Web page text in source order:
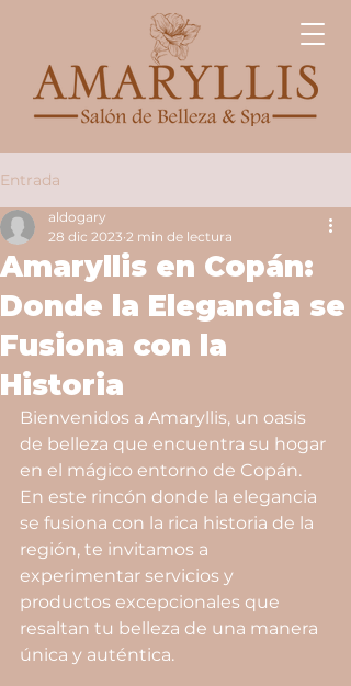
Entrada
Amaryllis en Copán:
Donde la Elegancia se
Fusiona con la
Historia
aldogary
28 dic 2023 2 min de lectura
Bienvenidos a Amaryllis, un oasis
de belleza que encuentra su hogar
en el mágico entorno de Copán.
En este rincón donde la elegancia
se fusiona con la rica historia de la
región, te invitamos a
experimentar servicios y
productos excepcionales que
resaltan tu belleza de una manera
única y auténtica.